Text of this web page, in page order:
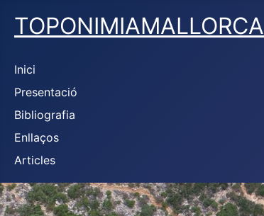
TOPONIMIAMALLORCA
Inici
Presentació
Bibliografia
Enllaços
Articles